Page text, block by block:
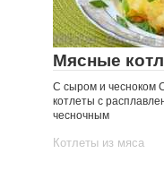
Мясные
С сыром и чесноком
котлеты с
чесночным
Котлеты из мяса